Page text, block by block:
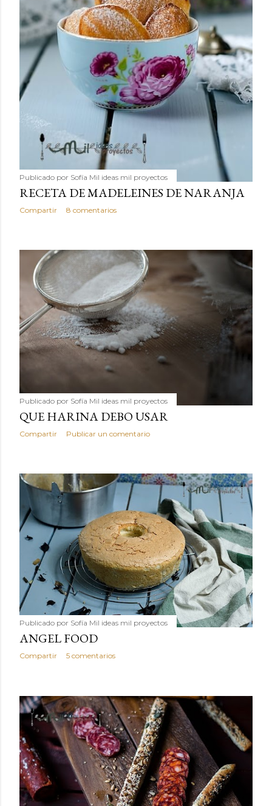
Publicado por Sofía Mil ideas mil proyectos
RECETA DE MADELEINES DE NARANJA
Compartir 8 comentarios
Publicado por Sofía Mil ideas mil proyectos
QUE HARINA DEBO USAR
Compartir Publicar un comentario
Publicado por Sofía Mil ideas mil proyectos
ANGEL FOOD
Compartir 5 comentarios